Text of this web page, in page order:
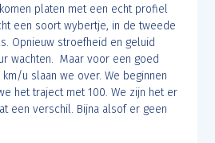
platen met een echt profiel
een soort wybertje, in de tweede
Opnieuw stroefheid en geluid
wachten. Maar voor een goed
u slaan we over. We beginnen
het traject met 100. We zijn het er
een verschil. Bijna alsof er geen